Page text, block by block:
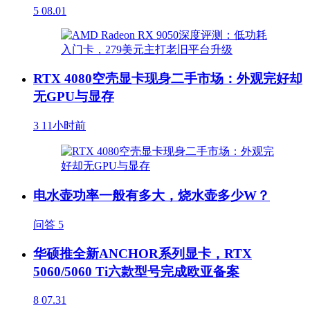
5 08.01
RTX 4080空壳显卡现身二手市场：外观完好却
无GPU与显存
3 11小时前
电水壶功率一般有多大，烧水壶多少W？
问答 5
华硕推全新ANCHOR系列显卡，RTX
5060/5060 Ti六款型号完成欧亚备案
8 07.31